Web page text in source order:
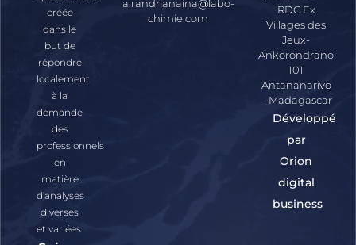
créée
dans le
but de
répondre
localement
à la
demande
des
professionnels
en
matière
d’analyses
diverses
et variées.
a.randrianaina@labo-
chimie.com
RDC Ex
Villages des
Jeux-
Ankorondrano
101
Antananarivo
– Madagascar
Développé
par
Orion
digital
business